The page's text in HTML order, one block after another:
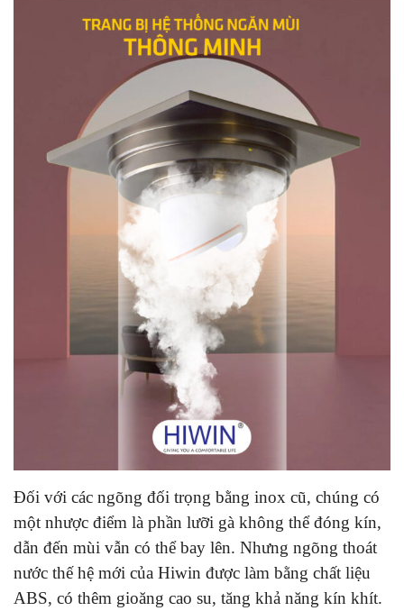
Đối với các ngõng đối trọng bằng inox cũ, chúng có
một nhược điểm là phần lưỡi gà không thể đóng kín,
dẫn đến mùi vẫn có thể bay lên. Nhưng ngõng thoát
nước thế hệ mới của Hiwin được làm bằng chất liệu
ABS, có thêm gioăng cao su, tăng khả năng kín khít.